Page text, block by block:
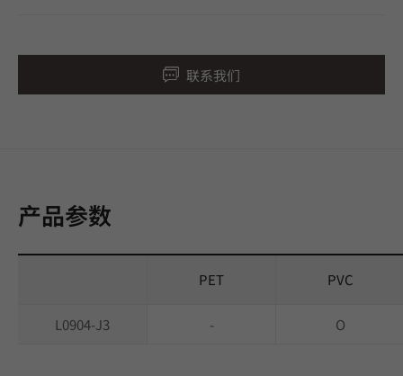
联系我们
产品参数
PET PVC
L0904-J3 - O